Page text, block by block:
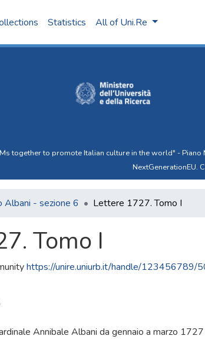
Statistics All of Uni.Re
together to promote Italian culture in the world" -
NextGenerationEU.
Albani - sezione 6 Lettere 1727. Tomo I
Tomo I
https://unire.uniurb.it/handle/123456789/
Annibale Albani da gennaio a marzo